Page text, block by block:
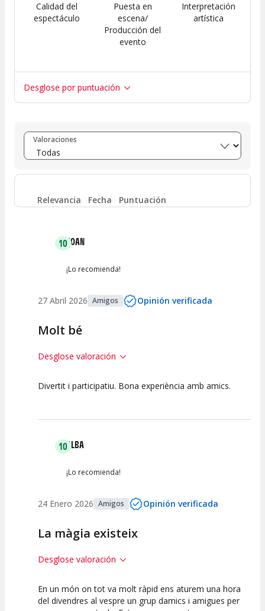
Calidad del
espectáculo
Puesta en
escena/
Producción del
evento
Interpretación
artística
Desglose por puntuación
Entre 8 y 10 (77)
Entre 6 y 8 (3)
Entre 4 y 6 0
Valoraciones
Relevancia Fecha Puntuación
10JOAN
¡Lo recomienda!
27 Abril 2026 Amigos Opinión verificada
Molt bé
Desglose valoración
10
Espectáculo
10
Escena
10
artística
Divertit i participatiu. Bona experiència amb amics.
10ALBA
¡Lo recomienda!
24 Enero 2026 Amigos Opinión verificada
La màgia existeix
Desglose valoración
10 10 10
En un món on tot va molt ràpid ens aturem una hora
del divendres al vespre un grup damics i amigues per